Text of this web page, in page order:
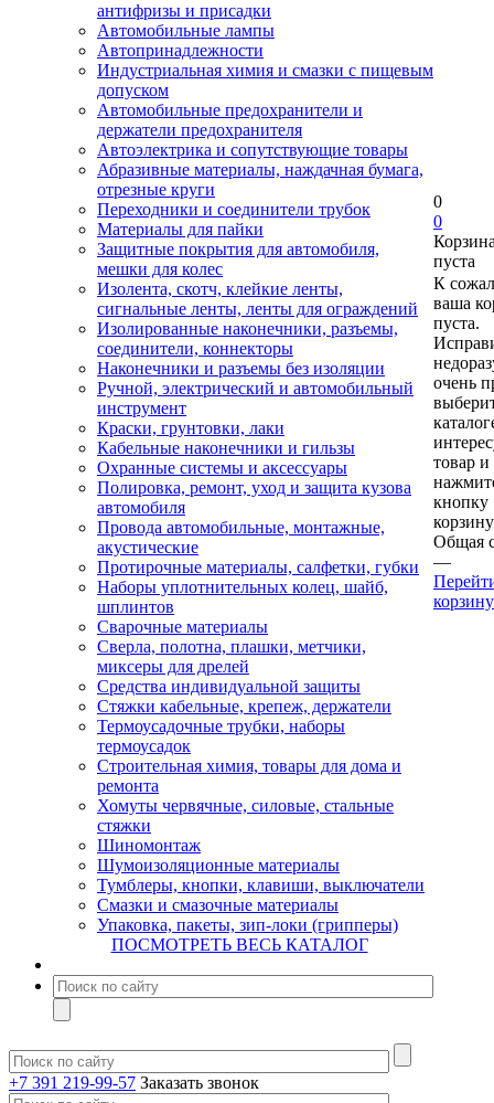
антифризы и присадки
Автомобильные лампы
Автопринадлежности
Индустриальная химия и смазки с пищевым
допуском
Автомобильные предохранители и
держатели предохранителя
Автоэлектрика и сопутствующие товары
Абразивные материалы, наждачная бумага,
отрезные круги
Переходники и соединители трубок
Материалы для пайки
Защитные покрытия для автомобиля,
мешки для колес
Изолента, скотч, клейкие ленты,
сигнальные ленты, ленты для ограждений
Изолированные наконечники, разъемы,
соединители, коннекторы
Наконечники и разъемы без изоляции
Ручной, электрический и автомобильный
инструмент
Краски, грунтовки, лаки
Кабельные наконечники и гильзы
Охранные системы и аксессуары
Полировка, ремонт, уход и защита кузова
автомобиля
Провода автомобильные, монтажные,
акустические
Протирочные материалы, салфетки, губки
Наборы уплотнительных колец, шайб,
шплинтов
Сварочные материалы
Сверла, полотна, плашки, метчики,
миксеры для дрелей
Средства индивидуальной защиты
Стяжки кабельные, крепеж, держатели
Термоусадочные трубки, наборы
термоусадок
Строительная химия, товары для дома и
ремонта
Хомуты червячные, силовые, стальные
стяжки
Шиномонтаж
Шумоизоляционные материалы
Тумблеры, кнопки, клавиши, выключатели
Смазки и смазочные материалы
Упаковка, пакеты, зип-локи (грипперы)
ПОСМОТРЕТЬ ВЕСЬ КАТАЛОГ
+7 391 219-99-57 Заказать звонок
0
0
пуста
К
ваша
пуста.
очень
товар и
кнопку
Общая
—
корзину